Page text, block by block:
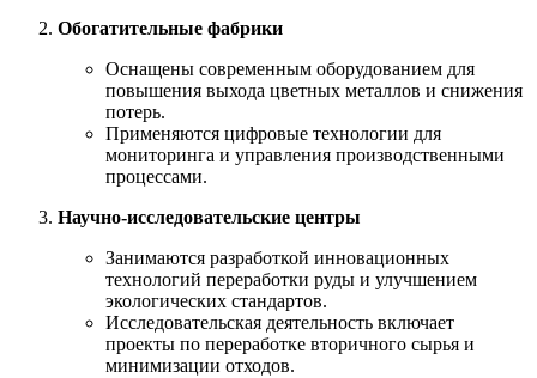
Обогатительные фабрики
Оснащены современным оборудованием для
повышения выхода цветных металлов и снижения
потерь.
Применяются цифровые технологии для
мониторинга и управления производственными
процессами.
Научно-исследовательские центры
Занимаются разработкой инновационных
технологий переработки руды и улучшением
экологических стандартов.
Исследовательская деятельность включает
проекты по переработке вторичного сырья и
минимизации отходов.